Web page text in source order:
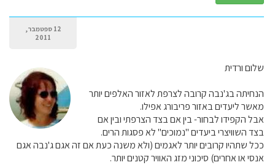
12 ספטמבר,
2011
שלום ורדית
הנחיתה בג'נבה קרובה לצרפת לאזור האלפים יותר
מאשר ליעדים באזור פריבורג אפילו.
אבל הקפידו לבחור- בין אם בצד הצרפתי ובין אם
בצד השוויצרי ביעדים "נמוכים" לא פסגות הרים.
ככל שתהיו קרובים יותר לאגמים (ולא משנה כעת אם זה אגם ג'נבה אגם
אנסי או אחרים) סיכוני מזג האוויר קטנים יותר.